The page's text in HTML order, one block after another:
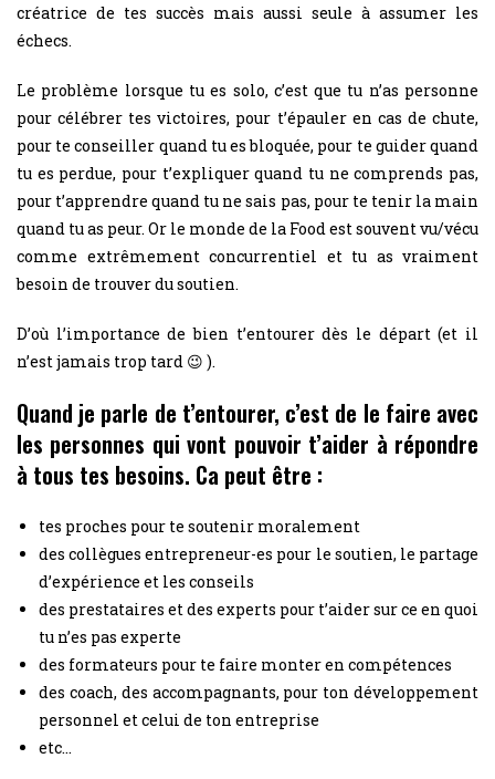
créatrice de tes succès mais aussi seule à assumer les
échecs.
Le problème lorsque tu es solo, c’est que tu n’as personne
pour célébrer tes victoires, pour t’épauler en cas de chute,
pour te conseiller quand tu es bloquée, pour te guider quand
tu es perdue, pour t’expliquer quand tu ne comprends pas,
pour t’apprendre quand tu ne sais pas, pour te tenir la main
quand tu as peur. Or le monde de la Food est souvent vu/vécu
comme extrêmement concurrentiel et tu as vraiment
besoin de trouver du soutien.
D’où l’importance de bien t’entourer dès le départ (et il
n’est jamais trop tard 😉 ).
Quand je parle de t’entourer, c’est de le faire avec
les personnes qui vont pouvoir t’aider à répondre
à tous tes besoins. Ca peut être :
tes proches pour te soutenir moralement
des collègues entrepreneur-es pour le soutien, le partage
d’expérience et les conseils
des prestataires et des experts pour t’aider sur ce en quoi
tu n’es pas experte
des formateurs pour te faire monter en compétences
des coach, des accompagnants, pour ton développement
personnel et celui de ton entreprise
etc…